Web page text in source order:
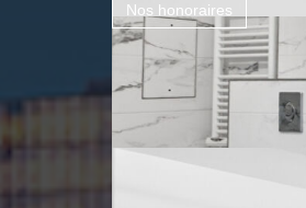
Nos honoraires